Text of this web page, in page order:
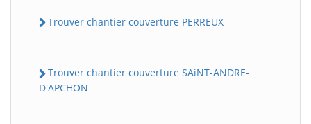
Trouver chantier couverture PERREUX
Trouver chantier couverture SAiNT-ANDRE-
D'APCHON